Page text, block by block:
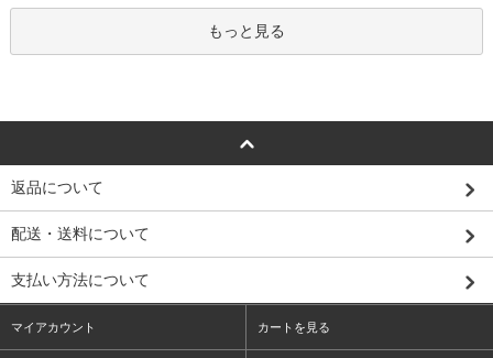
もっと見る
返品について
配送・送料について
支払い方法について
マイアカウント カートを見る